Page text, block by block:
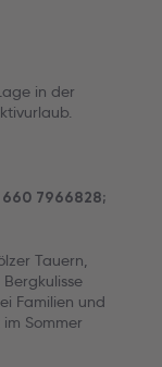
in der
7966828;
Tauern,
Familien und
Sommer